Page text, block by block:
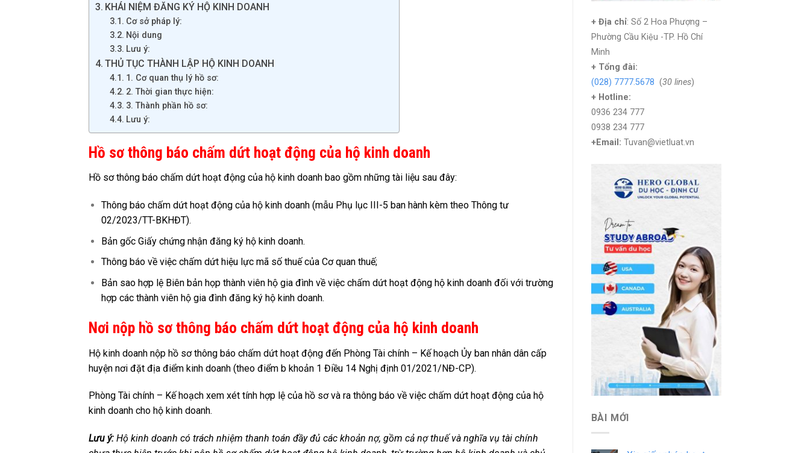
KHÁI NIỆM ĐĂNG KÝ HỘ KINH DOANH
Cơ sở pháp lý:
Nội dung
Lưu ý:
THỦ TỤC THÀNH LẬP HỘ KINH DOANH
1. Cơ quan thụ lý hồ sơ:
2. Thời gian thực hiện:
3. Thành phần hồ sơ:
Lưu ý:
Hồ sơ thông báo chấm dứt hoạt động của hộ kinh doanh
Hồ sơ thông báo chấm dứt hoạt động của hộ kinh doanh bao gồm những tài liệu sau đây:
Thông báo chấm dứt hoạt động của hộ kinh doanh (mẫu Phụ lục III-5 ban hành kèm theo Thông tư
02/2023/TT-BKHĐT).
Bản gốc Giấy chứng nhận đăng ký hộ kinh doanh.
Thông báo về việc chấm dứt hiệu lực mã số thuế của Cơ quan thuế;
Bản sao hợp lệ Biên bản họp thành viên hộ gia đình về việc chấm dứt hoạt động hộ kinh doanh đối với trường
hợp các thành viên hộ gia đình đăng ký hộ kinh doanh.
Nơi nộp hồ sơ thông báo chấm dứt hoạt động của hộ kinh doanh
Hộ kinh doanh nộp hồ sơ thông báo chấm dứt hoạt động đến Phòng Tài chính – Kế hoạch Ủy ban nhân dân cấp
huyện nơi đặt địa điểm kinh doanh (theo điểm b khoản 1 Điều 14 Nghị định 01/2021/NĐ-CP).
Phòng Tài chính – Kế hoạch xem xét tính hợp lệ của hồ sơ và ra thông báo về việc chấm dứt hoạt động của hộ
kinh doanh cho hộ kinh doanh.
Lưu ý: Hộ kinh doanh có trách nhiệm thanh toán đầy đủ các khoản nợ, gồm cả nợ thuế và nghĩa vụ tài chính
+ Địa chỉ: Số 2 Hoa Phượng –
Phường Cầu Kiệu -TP. Hồ Chí
Minh
+ Tổng đài:
(028) 7777.5678 (30 lines)
+ Hotline:
0936 234 777
0938 234 777
+Email: Tuvan@vietluat.vn
BÀI MỚI